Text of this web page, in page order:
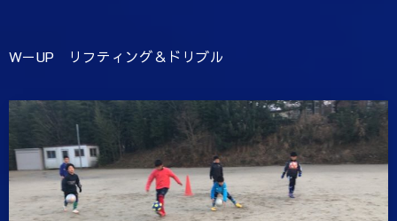
W－UP リフティング＆ドリブル